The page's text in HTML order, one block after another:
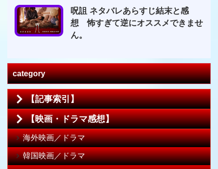
呪詛 ネタバレあらすじ結末と感
想 怖すぎて逆にオススメできませ
ん。
category
【記事索引】
【映画・ドラマ感想】
海外映画／ドラマ
韓国映画／ドラマ